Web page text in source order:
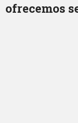
ofrecemos